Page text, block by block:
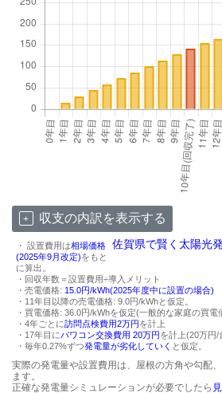
収支の内訳を表示する
佐賀県で賢く太陽光
・ 設置費用は相場価格
(2025年9月改定)をもと
に算出。
・回収年数＝設置費用÷導入メリット
・売電価格: 15.0円/kWh(2025年度中に設置の場合)
・11年目以降の売電価格: 9.0円/kWhと仮定。
・買電価格: 36.0円/kWhを仮定(一般的な家庭の買電
・4年ごとに訪問点検費用2万円を計上
・17年目にパワコン交換費用 20万円を計上(20万円/
・毎年0.27%ずつ発電量が劣化していく と仮定。
実際の発電量や設置費用は、屋根の方角や勾配
ます。
正確な発電量シミュレーションが必要でしたら